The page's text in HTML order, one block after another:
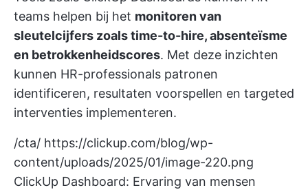
teams helpen bij het monitoren van
sleutelcijfers zoals time-to-hire, absenteïsme
en betrokkenheidscores. Met deze inzichten
kunnen HR-professionals patronen
identificeren, resultaten voorspellen en targeted
interventies implementeren.
/cta/ https://clickup.com/blog/wp-
content/uploads/2025/01/image-220.png
ClickUp Dashboard: Ervaring van mensen